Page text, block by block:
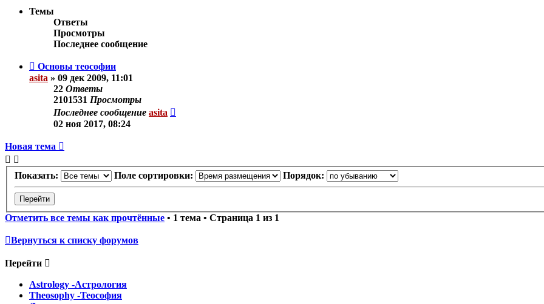
Темы
Ответы
Просмотры
Последнее сообщение
Основы теософии
asita » 09 дек 2009, 11:01
22 Ответы
2101531 Просмотры
Последнее сообщение asita
02 ноя 2017, 08:24
Новая тема
Показать: Поле сортировки: Порядок:
Отметить все темы как прочтённые • 1 тема • Страница 1 из 1
Вернуться к списку форумов
Перейти
Astrology -Астрология
Theosophy -Теософия